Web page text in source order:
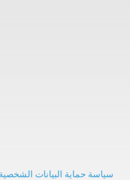
سياسة حماية البيانات الشخصية